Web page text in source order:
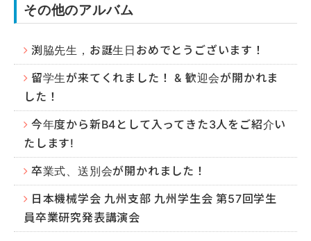
その他のアルバム
渕脇先生，お誕生日おめでとうございます！
留学生が来てくれました！ & 歓迎会が開かれま
した！
今年度から新B4として入ってきた3人をご紹介い
たします!
卒業式、送別会が開かれました！
日本機械学会 九州支部 九州学生会 第57回学生
員卒業研究発表講演会